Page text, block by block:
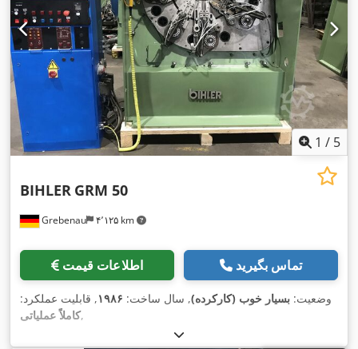
1 / 5
Grebenau ۴٬۱۲۵ km
BIHLER GRM 50
اطلاعات قیمت تماس بگیرید
وضعیت: بسیار خوب (کارکرده), سال ساخت: ۱۹۸۶, قابلیت عملکرد:
کاملاً عملیاتی,